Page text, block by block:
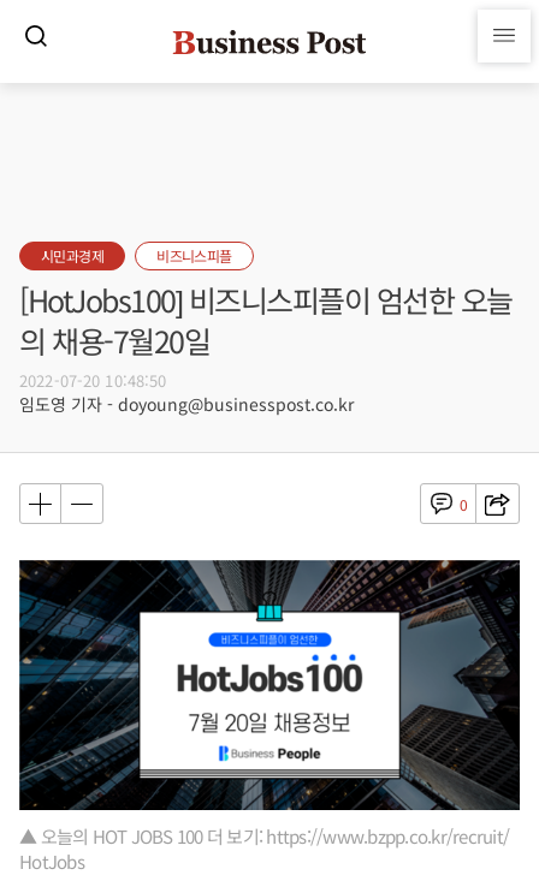
시민과경제 비즈니스피플
[HotJobs100] 비즈니스피플이 엄선한 오늘
의 채용-7월20일
2022-07-20 10:48:50
임도영 기자 - doyoung@businesspost.co.kr
0
▲ 오늘의 HOT JOBS 100 더 보기: https://www.bzpp.co.kr/recruit/
HotJobs